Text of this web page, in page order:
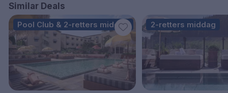
Similar Deals
Pool Club & 2-retters middag 2-retters middag